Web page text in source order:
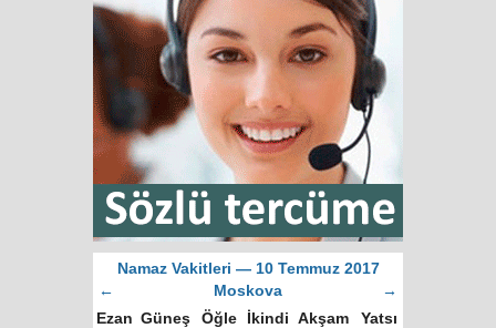
Namaz Vakitleri — 10 Temmuz 2017
←
Moskova
→
Ezan Güneş Öğle İkindi Akşam
Yatsı